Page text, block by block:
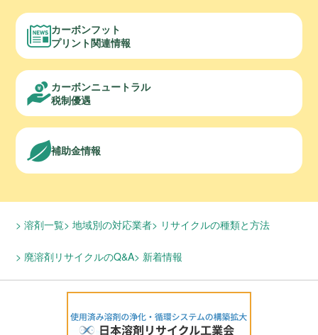
カーボンフット
プリント関連情報
カーボンニュートラル
税制優遇
補助金情報
溶剤一覧 地域別の対応業者 リサイクルの種類と方法
廃溶剤リサイクルのQ&A 新着情報